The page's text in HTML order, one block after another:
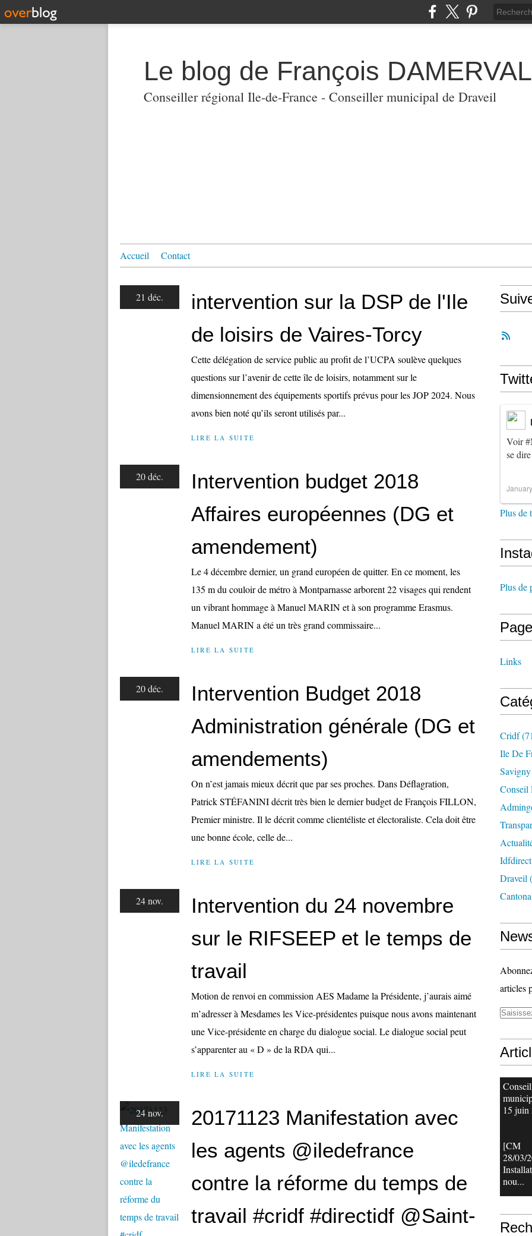
Le blog de François DAMERVAL
Conseiller régional Ile-de-France - Conseiller municipal de Draveil
Accueil Contact
21 déc.
intervention sur la DSP de l'Ile
de loisirs de Vaires-Torcy
Cette délégation de service public au profit de l’UCPA soulève quelques
questions sur l’avenir de cette île de loisirs, notamment sur le
dimensionnement des équipements sportifs prévus pour les JOP 2024. Nous
avons bien noté qu’ils seront utilisés par...
LIRE LA SUITE
20 déc.
Intervention budget 2018
Affaires européennes (DG et
amendement)
Le 4 décembre dernier, un grand européen de quitter. En ce moment, les
135 m du couloir de métro à Montparnasse arborent 22 visages qui rendent
un vibrant hommage à Manuel MARIN et à son programme Erasmus.
Manuel MARIN a été un très grand commissaire...
LIRE LA SUITE
20 déc.
Intervention Budget 2018
Administration générale (DG et
amendements)
On n’est jamais mieux décrit que par ses proches. Dans Déflagration,
Patrick STÉFANINI décrit très bien le dernier budget de François FILLON,
Premier ministre. Il le décrit comme clientéliste et électoraliste. Cela doit être
une bonne école, celle de...
LIRE LA SUITE
24 nov.
Intervention du 24 novembre
sur le RIFSEEP et le temps de
travail
Motion de renvoi en commission AES Madame la Présidente, j’aurais aimé
m’adresser à Mesdames les Vice-présidentes puisque nous avons maintenant
une Vice-présidente en charge du dialogue social. Le dialogue social peut
s’apparenter au « D » de la RDA qui...
LIRE LA SUITE
24 nov.
20171123 Manifestation avec
les agents @iledefrance
contre la réforme du temps de
travail #cridf #directidf @Saint-
Voir
se
Plus de
Plus de
Links
Cridf
Ile De
Conseil
Idfdirect
Draveil
articles
Conseil
15 juin
[CM
28/03/
nou...